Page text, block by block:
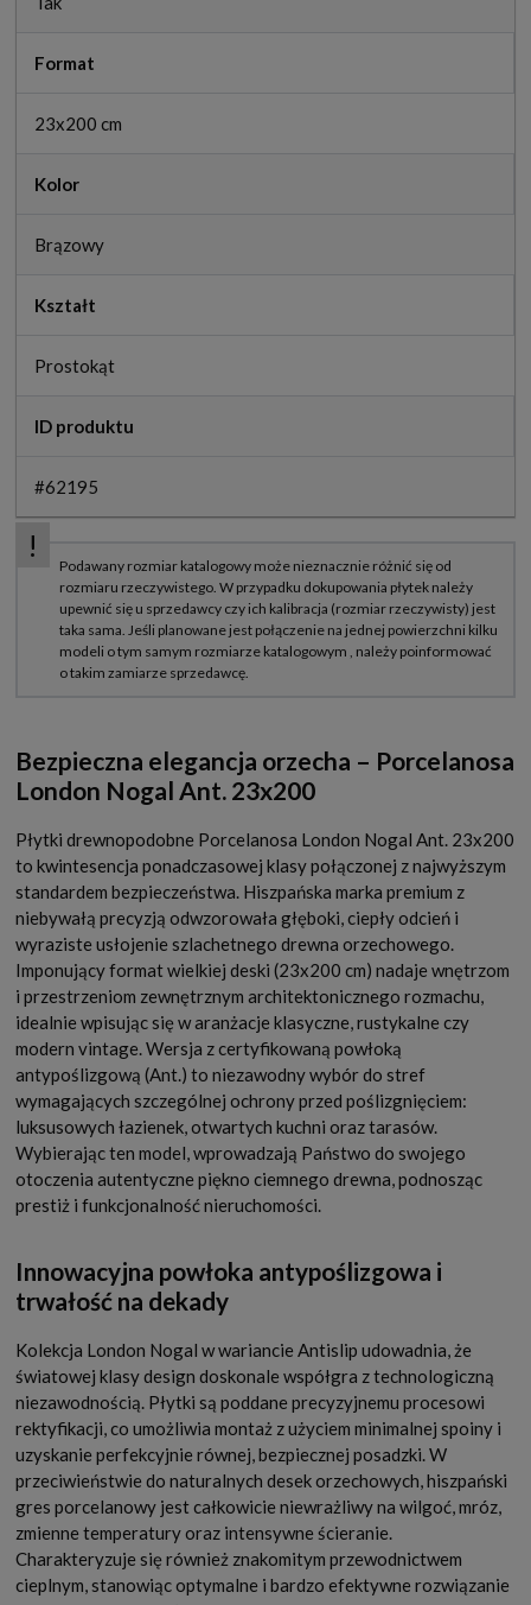
Format
23x200 cm
Kolor
Brązowy
Kształt
Prostokąt
ID produktu
#62195
Bezpieczna elegancja orzecha – Porcelanosa
London Nogal Ant. 23x200
Płytki drewnopodobne Porcelanosa London Nogal Ant. 23x200
to kwintesencja ponadczasowej klasy połączonej z najwyższym
standardem bezpieczeństwa. Hiszpańska marka premium z
niebywałą precyzją odwzorowała głęboki, ciepły odcień i
wyraziste usłojenie szlachetnego drewna orzechowego.
Imponujący format wielkiej deski (23x200 cm) nadaje wnętrzom
i przestrzeniom zewnętrznym architektonicznego rozmachu,
idealnie wpisując się w aranżacje klasyczne, rustykalne czy
modern vintage. Wersja z certyfikowaną powłoką
antypoślizgową (Ant.) to niezawodny wybór do stref
wymagających szczególnej ochrony przed poślizgnięciem:
luksusowych łazienek, otwartych kuchni oraz tarasów.
Wybierając ten model, wprowadzają Państwo do swojego
otoczenia autentyczne piękno ciemnego drewna, podnosząc
prestiż i funkcjonalność nieruchomości.
Innowacyjna powłoka antypoślizgowa i
trwałość na dekady
Kolekcja London Nogal w wariancie Antislip udowadnia, że
światowej klasy design doskonale współgra z technologiczną
niezawodnością. Płytki są poddane precyzyjnemu procesowi
rektyfikacji, co umożliwia montaż z użyciem minimalnej spoiny i
uzyskanie perfekcyjnie równej, bezpiecznej posadzki. W
przeciwieństwie do naturalnych desek orzechowych, hiszpański
gres porcelanowy jest całkowicie niewrażliwy na wilgoć, mróz,
zmienne temperatury oraz intensywne ścieranie.
Charakteryzuje się również znakomitym przewodnictwem
cieplnym, stanowiąc optymalne i bardzo efektywne rozwiązanie